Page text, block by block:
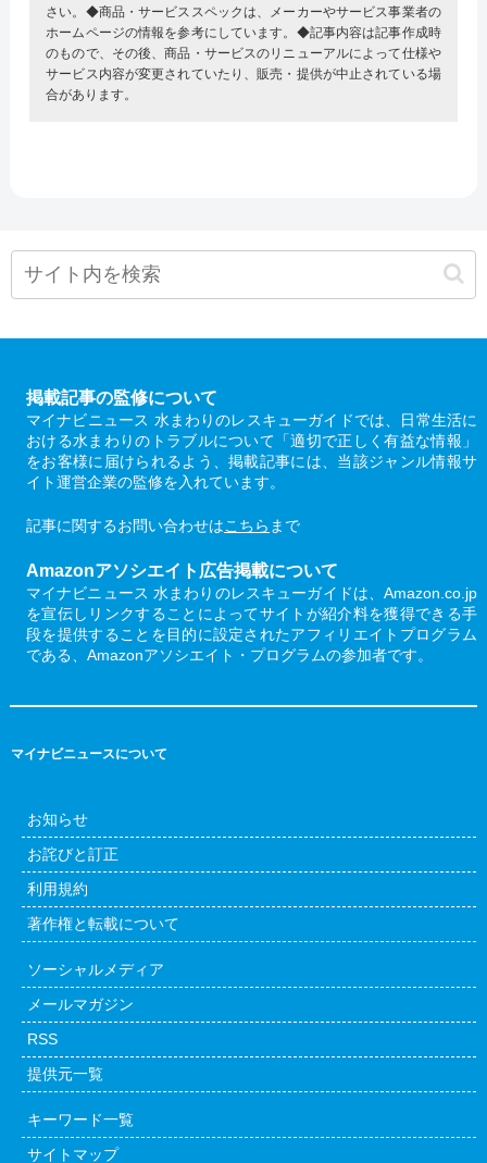
さい。◆商品・サービススペックは、メーカーやサービス事業者の
ホームページの情報を参考にしています。◆記事内容は記事作成時
のもので、その後、商品・サービスのリニューアルによって仕様や
サービス内容が変更されていたり、販売・提供が中止されている場
合があります。
掲載記事の監修について
マイナビニュース 水まわりのレスキューガイドでは、日常生活に
おける水まわりのトラブルについて「適切で正しく有益な情報」
をお客様に届けられるよう、掲載記事には、当該ジャンル情報サ
イト運営企業の監修を入れています。
記事に関するお問い合わせはこちら まで
Amazonアソシエイト広告掲載について
マイナビニュース 水まわりのレスキューガイドは、Amazon.co.jp
を宣伝しリンクすることによってサイトが紹介料を獲得できる手
段を提供することを目的に設定されたアフィリエイトプログラム
である、Amazonアソシエイト・プログラムの参加者です。
マイナビニュースについて
お知らせ
お詫びと訂正
利用規約
著作権と転載について
ソーシャルメディア
メールマガジン
RSS
提供元一覧
キーワード一覧
サイトマップ